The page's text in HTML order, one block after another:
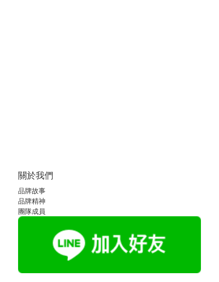
關於我們
品牌故事
品牌精神
團隊成員